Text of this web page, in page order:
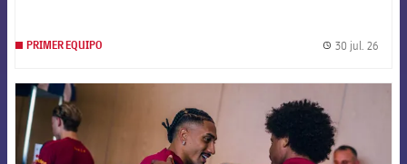
PRIMER EQUIPO 30 jul. 26